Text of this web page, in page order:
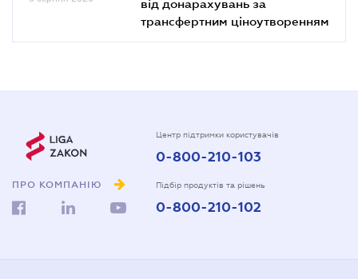
від донарахувань за
трансфертним ціноутворенням
ПРО КОМПАНІЮ
Центр підтримки користувачів
0-800-210-103
Підбір продуктів та рішень
0-800-210-102